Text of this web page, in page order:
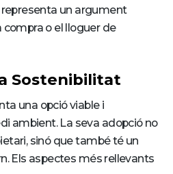
un argument
o el lloguer de
Sostenibilitat
una opció viable i
ambient. La seva adopció no
sinó que també té un
Els aspectes més rellevants